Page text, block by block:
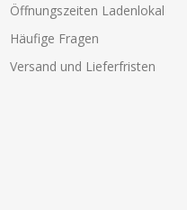
Öffnungszeiten Ladenlokal
Häufige Fragen
Versand und Lieferfristen